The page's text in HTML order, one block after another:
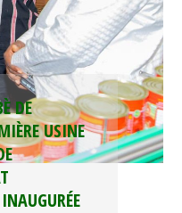
DE
USINE